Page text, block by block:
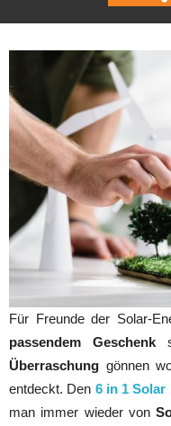
Für Freunde der Solar-
passendem Geschenk
Überraschung gönnen
entdeckt. Den 6 in 1 Solar
man immer wieder von